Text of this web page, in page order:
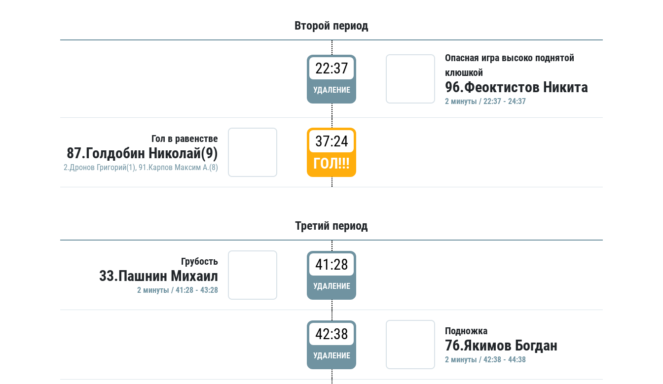
Второй период
22:37
УДАЛЕНИЕ
Опасная игра высоко поднятой
клюшкой
96.Феоктистов Никита
2 минуты / 22:37 - 24:37
Гол в равенстве
87.Голдобин Николай(9)
2.Дронов Григорий(1), 91.Карпов Максим А.(8)
37:24
ГОЛ!!!
Третий период
Грубость
33.Пашнин Михаил
2 минуты / 41:28 - 43:28
41:28
УДАЛЕНИЕ
42:38
УДАЛЕНИЕ
Подножка
76.Якимов Богдан
2 минуты / 42:38 - 44:38